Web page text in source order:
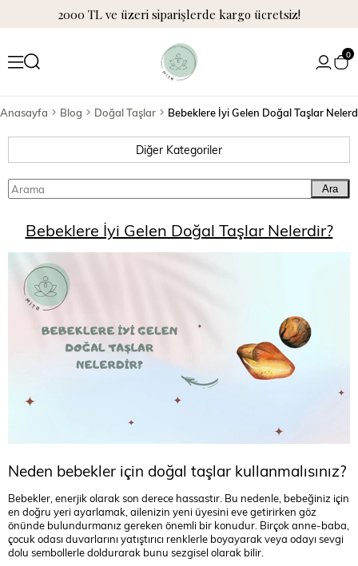
2000 TL ve üzeri siparişlerde kargo ücretsiz!
0
Anasayfa Blog Doğal Taşlar Bebeklere İyi Gelen Doğal Taşlar
Diğer Kategoriler
Ara
Bebeklere İyi Gelen Doğal Taşlar Nelerdir?
Neden bebekler için doğal taşlar kullanmalısınız?
Bebekler, enerjik olarak son derece hassastır. Bu nedenle, bebeğiniz için
en doğru yeri ayarlamak, ailenizin yeni üyesini eve getirirken göz
önünde bulundurmanız gereken önemli bir konudur. Birçok anne-baba,
çocuk odası duvarlarını yatıştırıcı renklerle boyayarak veya odayı sevgi
dolu sembollerle doldurarak bunu sezgisel olarak bilir.